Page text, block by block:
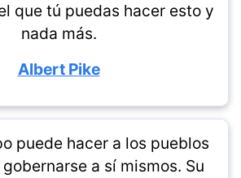
que tú puedas hacer esto y
nada más.
Albert Pike
puede hacer a los pueblos
a sí mismos. Su